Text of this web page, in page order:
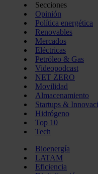
Secciones
Opinión
Política energética
Renovables
Mercados
Eléctricas
Petróleo & Gas
Videopodcast
NET ZERO
Movilidad
Almacenamiento
Startups &
Hidrógeno
Top 10
Tech
Bioenergía
LATAM
Eficiencia